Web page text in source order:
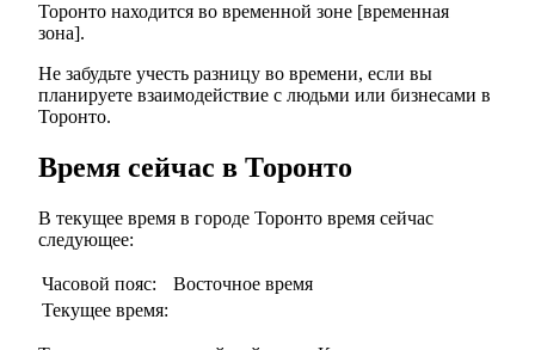
Торонто находится во временной зоне [временная
зона].
Не забудьте учесть разницу во времени, если вы
планируете взаимодействие с людьми или бизнесами в
Торонто.
Время сейчас в Торонто
В текущее время в городе Торонто время сейчас
следующее:
Часовой пояс:
Восточное время
Текущее время: